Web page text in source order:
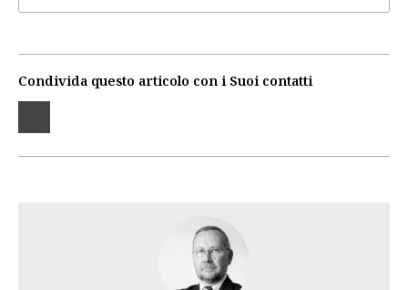
Condivida questo articolo con i Suoi contatti